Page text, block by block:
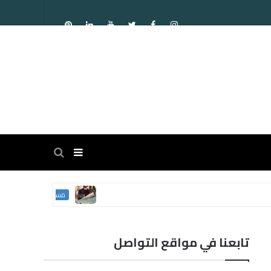
مسلسلات تركية
تابعنا في مواقع التواصل